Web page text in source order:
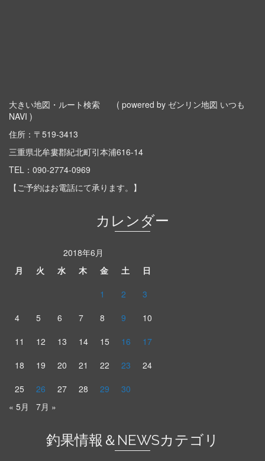
大きい地図・ルート検索
( powered by ゼンリン地図 いつも
NAVI )
住所：〒519-3413
三重県北牟婁郡紀北町引本浦616-14
TEL： 090-2774-0969
【ご予約はお電話にて承ります。】
カレンダー
2018年6月
月
火 水 木 金 土
日
1
2
3
4
5 6 7 8 9
10
11
12 13 14 15 16
17
18
19 20 21 22 23
24
25
26 27 28 29
30
« 5月
7月 »
釣果情報＆NEWSカテゴリ